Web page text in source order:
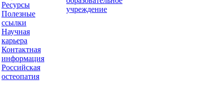
Ресурсы
Полезные
ссылки
Научная
карьера
Контактная
информация
Российская
остеопатия
учреждение